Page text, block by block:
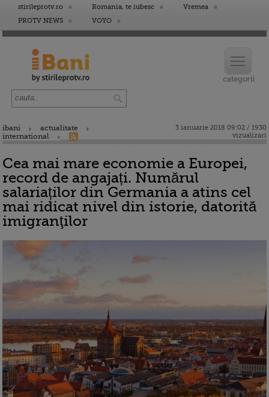
stirileprotv.ro Romania, te iubesc
Vremea
PROTV NEWS
VOYO
ibani
actualitate
international
3 ianuarie 2018 09:02 / 1930
vizualizari
Cea mai mare economie a Europei,
record de angajați. Numărul
salariaților din Germania a atins cel
mai ridicat nivel din istorie, datorită
imigranţilor